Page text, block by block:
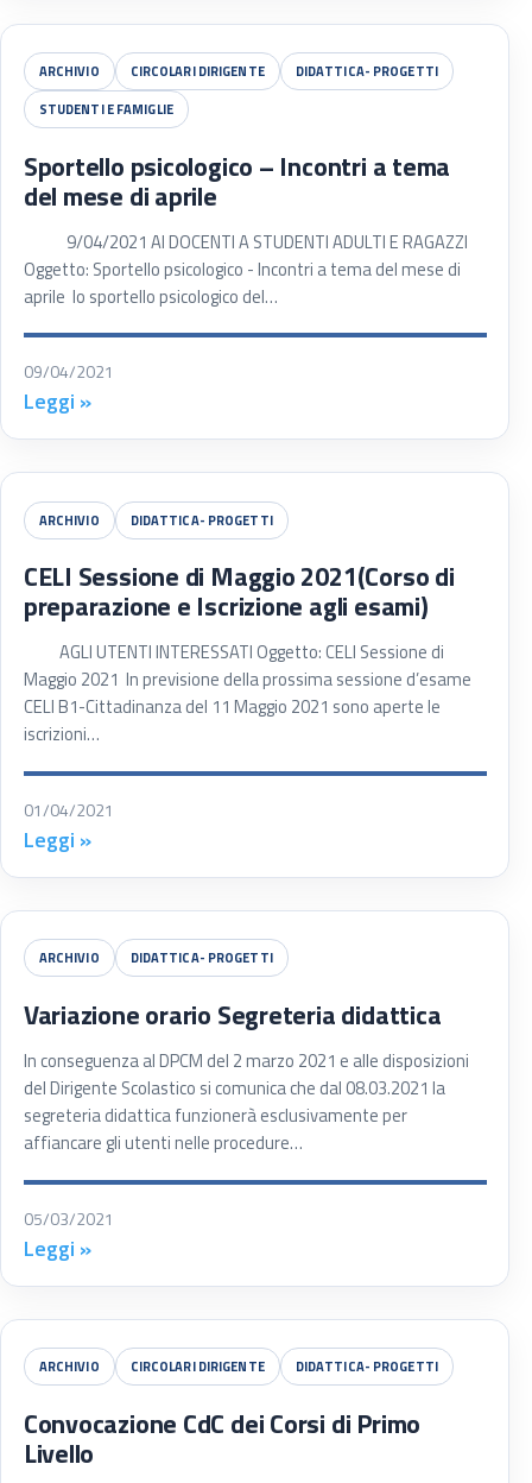
ARCHIVIO CIRCOLARI DIRIGENTE
DIDATTICA- PROGETTI
STUDENTI E FAMIGLIE
Sportello psicologico – Incontri a tema
del mese di aprile
9/04/2021 AI DOCENTI A STUDENTI ADULTI E RAGAZZI
Oggetto: Sportello psicologico - Incontri a tema del mese di
aprile lo sportello psicologico del…
09/04/2021
Leggi »
ARCHIVIO DIDATTICA- PROGETTI
CELI Sessione di Maggio 2021(Corso di
preparazione e Iscrizione agli esami)
AGLI UTENTI INTERESSATI Oggetto: CELI Sessione di
Maggio 2021 In previsione della prossima sessione d’esame
CELI B1-Cittadinanza del 11 Maggio 2021 sono aperte le
iscrizioni…
01/04/2021
Leggi »
ARCHIVIO DIDATTICA- PROGETTI
Variazione orario Segreteria didattica
In conseguenza al DPCM del 2 marzo 2021 e alle disposizioni
del Dirigente Scolastico si comunica che dal 08.03.2021 la
segreteria didattica funzionerà esclusivamente per
affiancare gli utenti nelle procedure…
05/03/2021
Leggi »
ARCHIVIO CIRCOLARI DIRIGENTE DIDATTICA- PROGETTI
Convocazione CdC dei Corsi di Primo
Livello